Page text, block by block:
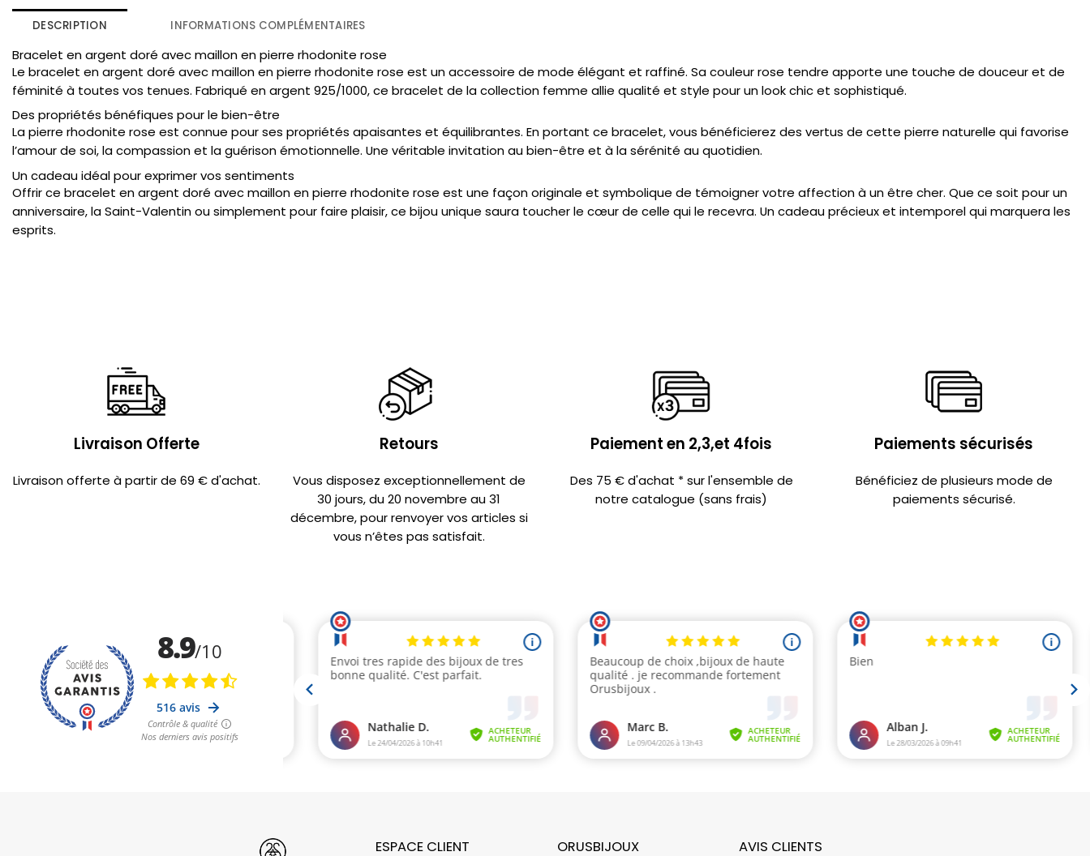
DESCRIPTION INFORMATIONS COMPLÉMENTAIRES
Bracelet en argent doré avec maillon en pierre rhodonite rose
Le bracelet en argent doré avec maillon en pierre rhodonite rose est un accessoire de mode élégant et raffiné. Sa couleur rose tendre apporte une touche de douceur et de
féminité à toutes vos tenues. Fabriqué en argent 925/1000, ce bracelet de la collection femme allie qualité et style pour un look chic et sophistiqué.
Des propriétés bénéfiques pour le bien-être
La pierre rhodonite rose est connue pour ses propriétés apaisantes et équilibrantes. En portant ce bracelet, vous bénéficierez des vertus de cette pierre naturelle qui favorise
l’amour de soi, la compassion et la guérison émotionnelle. Une véritable invitation au bien-être et à la sérénité au quotidien.
Un cadeau idéal pour exprimer vos sentiments
Offrir ce bracelet en argent doré avec maillon en pierre rhodonite rose est une façon originale et symbolique de témoigner votre affection à un être cher. Que ce soit pour un
anniversaire, la Saint-Valentin ou simplement pour faire plaisir, ce bijou unique saura toucher le cœur de celle qui le recevra. Un cadeau précieux et intemporel qui marquera les
esprits.
Livraison Offerte
Livraison offerte à partir de 69 € d'achat.
Retours
Vous disposez exceptionnellement de
30 jours, du 20 novembre au 31
décembre, pour renvoyer vos articles si
vous n’êtes pas satisfait.
Paiement en 2,3,et 4fois
Des 75 € d'achat * sur l'ensemble de
notre catalogue (sans frais)
Paiements sécurisés
Bénéficiez de plusieurs mode de
paiements sécurisé.
ESPACE CLIENT ORUSBIJOUX AVIS CLIENTS